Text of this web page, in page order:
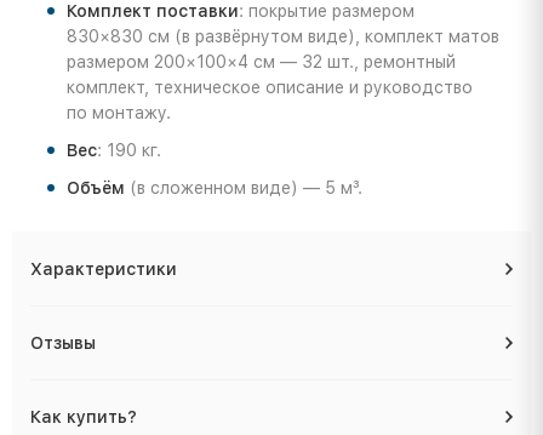
Комплект поставки: покрытие размером
830×830 см (в развёрнутом виде), комплект матов
размером 200×100×4 см — 32 шт., ремонтный
комплект, техническое описание и руководство
по монтажу.
Вес: 190 кг.
Объём (в сложенном виде) — 5 м³.
Характеристики
Отзывы
Как купить?